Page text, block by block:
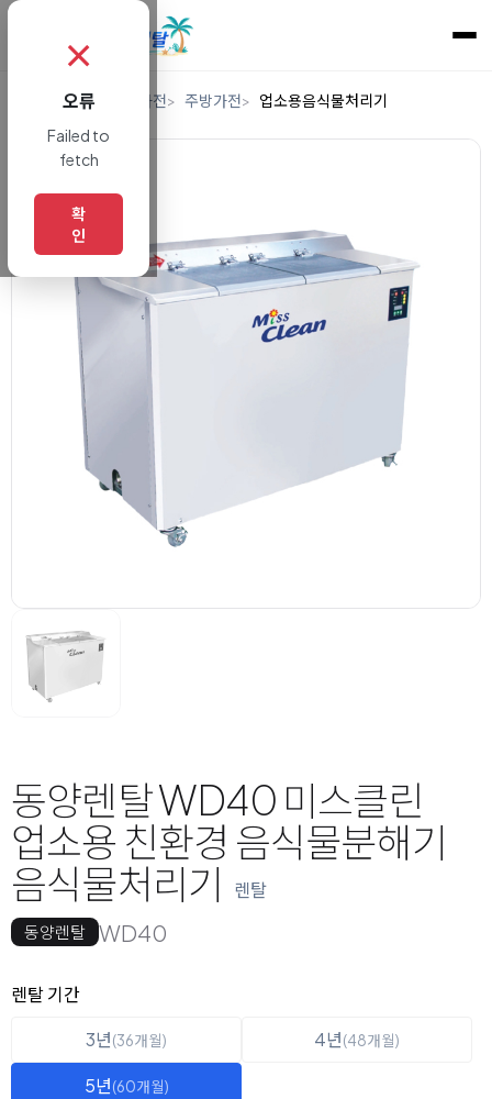
렌탈 디지털/가전 주방가전 업소용음식물처리기
동양렌탈 WD40 미스클린
업소용 친환경 음식물분해기
음식물처리기
렌탈
동양렌탈 WD40
옵션 선택
렌탈 선택
렌탈 기간
3년(36개월) 4년(48개월)
5년(60개월)
✗
오류
Failed to
fetch
확
인